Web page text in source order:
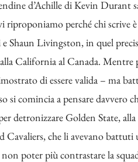
d’Achille di Kevin Durant
riproponiamo perché chi
Shaun Livingston, in quel
California al Canada.
di essere valida – ma
si comincia a pensare davvero
detronizzare Golden State,
Cavaliers, che li avevano
non poter più contrastare la